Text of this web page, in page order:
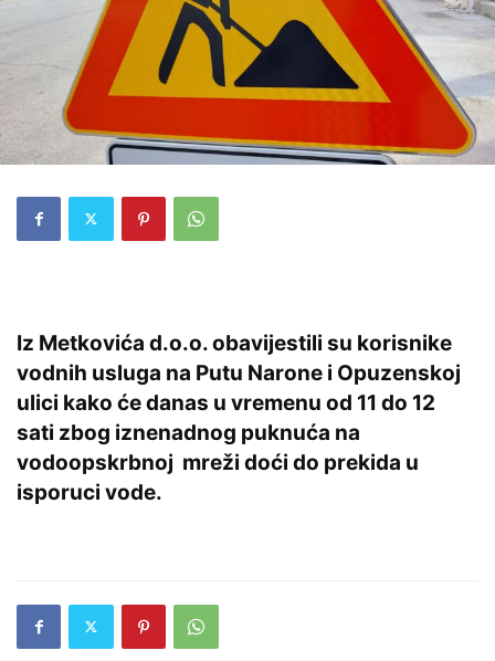
Iz Metkovića d.o.o. obavijestili su korisnike
vodnih usluga na Putu Narone i Opuzenskoj
ulici kako će danas u vremenu od 11 do 12
sati zbog iznenadnog puknuća na
vodoopskrbnoj mreži doći do prekida u
isporuci vode.